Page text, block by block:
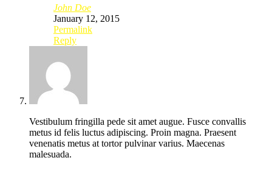
John Doe
January 12, 2015
Permalink
Reply
Vestibulum fringilla pede sit amet augue. Fusce convallis
metus id felis luctus adipiscing. Proin magna. Praesent
venenatis metus at tortor pulvinar varius. Maecenas
malesuada.